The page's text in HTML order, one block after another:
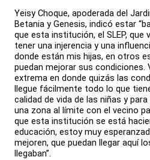
Yeisy Choque, apoderada del
Betania y Genesis, indicó estar
que esta institución, el SLEP, que
tener una injerencia y una
donde están mis hijas, en otros
puedan mejorar sus condiciones.
extrema en donde quizás las
llegue fácilmente todo lo que
calidad de vida de las niñas y
una zona al límite con el vecino
que esta institución se está
educación, estoy muy
mejoren, que puedan llegar aquí
llegaban”.